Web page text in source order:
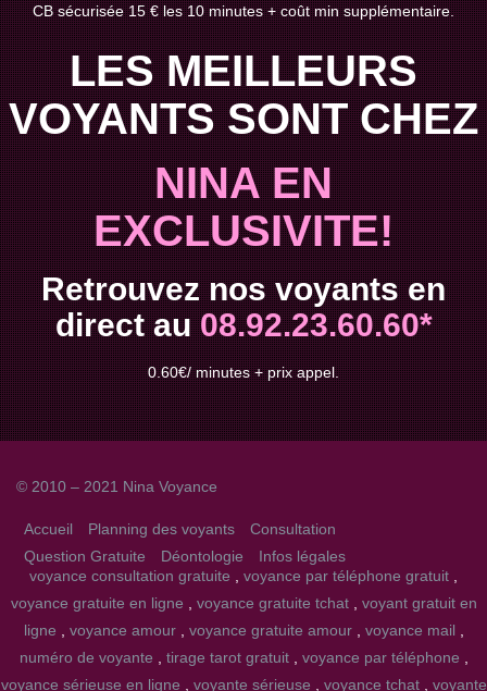
CB sécurisée 15 € les 10 minutes + coût min supplémentaire.
LES MEILLEURS
VOYANTS SONT CHEZ
NINA EN
EXCLUSIVITE!
Retrouvez nos voyants en
direct au08.92.23.60.60*
0.60€/ minutes + prix appel.
© 2010 – 2021 Nina Voyance
Accueil Planning des voyants
Consultation
Question Gratuite
Déontologie
Infos légales
voyance consultation gratuite , voyance par téléphone gratuit ,
voyance gratuite en ligne , voyance gratuite tchat , voyant gratuit en
ligne , voyance amour , voyance gratuite amour , voyance mail ,
numéro de voyante , tirage tarot gratuit , voyance par téléphone ,
voyance sérieuse en ligne , voyante sérieuse , voyance tchat , voyante